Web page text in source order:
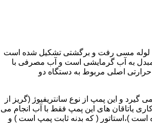
لوله مسی رفت و برگشتی تشکیل شده است
مبدل به آب گرمایشی است و آب مصرفی با
اصلی مربوط به دستگاه دو
و این پمپ از نوع سانتریفیوژ (گریز از
کاری یاتاقان های این پمپ فقط با آب انجام می
)،استاتور ( که بدنه ثابت پمپ است ) و